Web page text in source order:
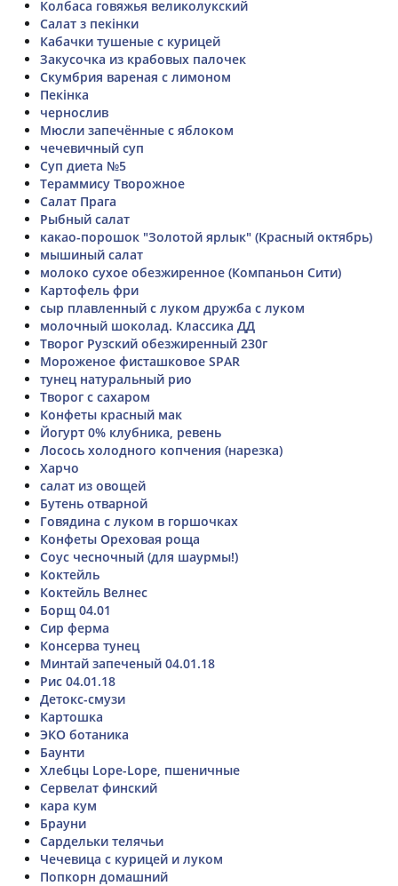
Колбаса говяжья великолукский
Салат з пекінки
Кабачки тушеные с курицей
Закусочка из крабовых палочек
Скумбрия вареная с лимоном
Пекінка
чернослив
Мюсли запечённые с яблоком
чечевичный суп
Суп диета №5
Тераммису Творожное
Салат Прага
Рыбный салат
какао-порошок "Золотой ярлык" (Красный октябрь)
мышиный салат
молоко сухое обезжиренное (Компаньон Сити)
Картофель фри
сыр плавленный с луком дружба с луком
молочный шоколад. Классика ДД
Творог Рузский обезжиренный 230г
Мороженое фисташковое SPAR
тунец натуральный рио
Творог с сахаром
Конфеты красный мак
Йогурт 0% клубника, ревень
Лосось холодного копчения (нарезка)
Харчо
салат из овощей
Бутень отварной
Говядина с луком в горшочках
Конфеты Ореховая роща
Соус чесночный (для шаурмы!)
Коктейль
Коктейль Велнес
Борщ 04.01
Сир ферма
Консерва тунец
Минтай запеченый 04.01.18
Рис 04.01.18
Детокс-смузи
Картошка
ЭКО ботаника
Баунти
Хлебцы Lope-Lope, пшеничные
Сервелат финский
кара кум
Брауни
Сардельки телячьи
Чечевица с курицей и луком
Попкорн домашний